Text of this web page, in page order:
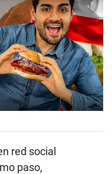
red social
paso,